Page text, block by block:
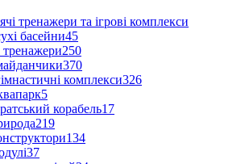
тренажери та ігрові комплекси
басейни45
тренажери250
370
комплекси326
5
корабель17
219
134
37